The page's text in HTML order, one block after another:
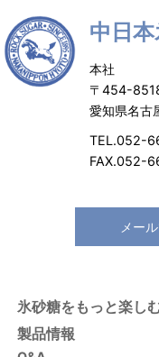
中日
本社
〒454-
愛知県名古
TEL.052-
FAX.052-
メー
氷砂糖をもっと楽し
製品情報